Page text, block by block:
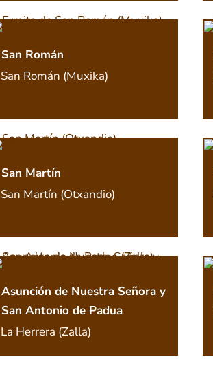
San Román
San Román (Muxika)
San Martín
San Martín (Otxandio)
Asunción de Nuestra Señora y
San Antonio de Padua
La Herrera (Zalla)